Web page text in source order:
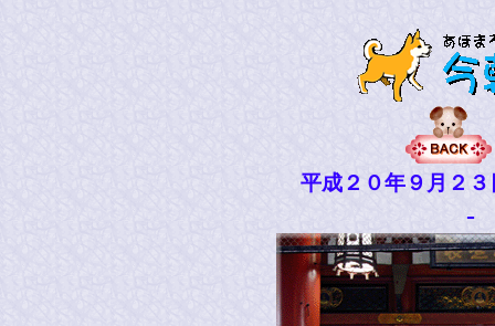
平成２０年９月２３
-